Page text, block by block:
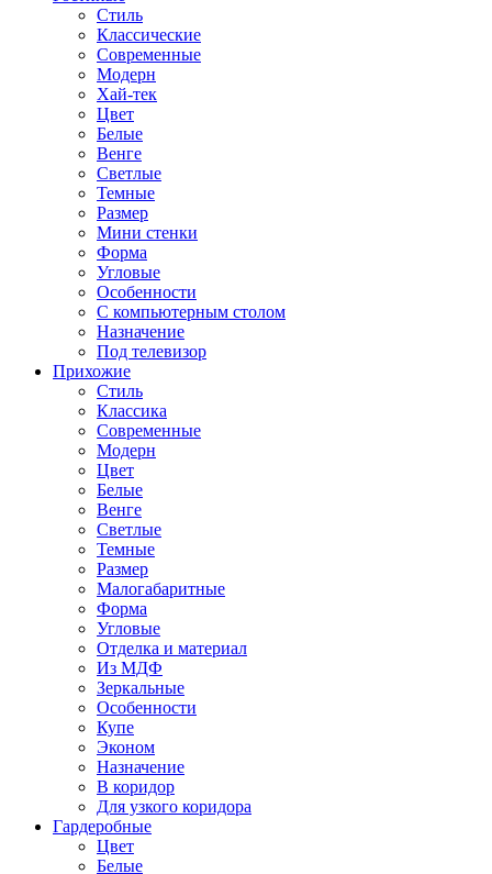
Стиль
Классические
Современные
Модерн
Хай-тек
Цвет
Белые
Венге
Светлые
Темные
Размер
Мини стенки
Форма
Угловые
Особенности
С компьютерным столом
Назначение
Под телевизор
Прихожие
Стиль
Классика
Современные
Модерн
Цвет
Белые
Венге
Светлые
Темные
Размер
Малогабаритные
Форма
Угловые
Отделка и материал
Из МДФ
Зеркальные
Особенности
Купе
Эконом
Назначение
В коридор
Для узкого коридора
Гардеробные
Цвет
Белые